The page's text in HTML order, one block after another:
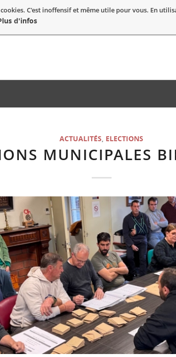
C'est inoffensif et même utile pour vous. En
d'infos
ACTUALITÉS, ELECTIONS
MUNICIPALES